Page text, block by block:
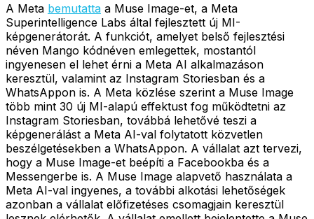
A Meta bemutatta a Muse Image-et, a Meta
Superintelligence Labs által fejlesztett új MI-
képgenerátorát. A funkciót, amelyet belső fejlesztési
néven Mango kódnéven emlegettek, mostantól
ingyenesen el lehet érni a Meta AI alkalmazáson
keresztül, valamint az Instagram Storiesban és a
WhatsAppon is. A Meta közlése szerint a Muse Image
több mint 30 új MI-alapú effektust fog működtetni az
Instagram Storiesban, továbbá lehetővé teszi a
képgenerálást a Meta AI-val folytatott közvetlen
beszélgetésekben a WhatsAppon. A vállalat azt tervezi,
hogy a Muse Image-et beépíti a Facebookba és a
Messengerbe is. A Muse Image alapvető használata a
Meta AI-val ingyenes, a további alkotási lehetőségek
azonban a vállalat előfizetéses csomagjain keresztül